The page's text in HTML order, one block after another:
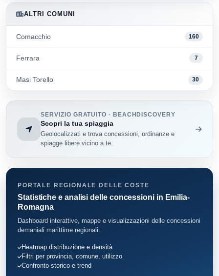
ALTRI COMUNI
Comacchio 160
Ferrara 7
Masi Torello 30
SERVIZIO GRATUITO · BEACHDISCOVERY
Scopri la tua spiaggia
Geolocalizzati e trova concessioni, ordinanze e
spiagge libere vicino a te.
PORTALE REGIONALE DELLE COSTE
Statistiche e analisi delle concessioni in Emilia-
Romagna
Dashboard interattive, mappe e visualizzazioni delle concessioni
demaniali marittime regionali.
Heatmap distribuzione e densità
Filtri per provincia, comune, utilizzo
Confronto storico e trend